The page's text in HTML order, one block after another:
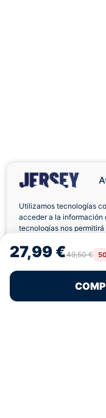
Utilizamos tecnologías
acceder a la información
tecnologías nos
retirar el
características yRechazar
Política de Cookies
27,99 €49,50 €
Envíos a
Pagos 100%